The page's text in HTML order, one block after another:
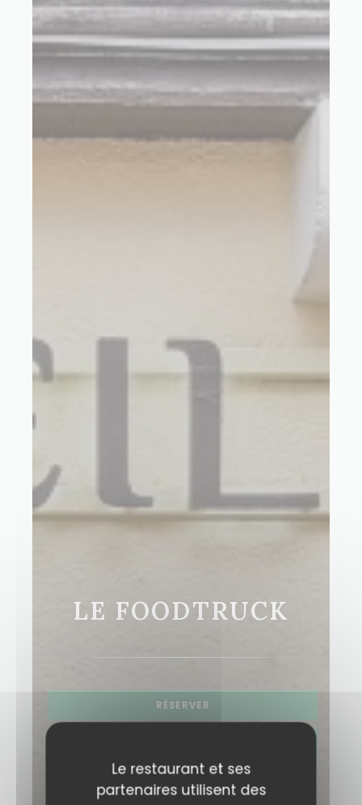
Le restaurant et ses
partenaires utilisent des
LE FOODTRUCK
RÉSERVER